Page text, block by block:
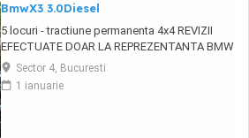
BmwX3 3.0Diesel
5 locuri - tractiune permanenta 4x4 REVIZII
EFECTUATE DOAR LA REPREZENTANTA BMW
CUTIE AUTOMATA 8+1 TREPTE 3 moduri
condus AUTOHOLD ASISTENT PLECARE DIN
RAMPA Camera frontala parbriz asistenta
Sector 4, Bucuresti
1 ianuarie